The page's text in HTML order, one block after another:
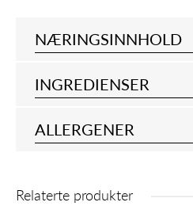
NÆRINGSINNHOLD
INGREDIENSER
ALLERGENER
Relaterte produkter